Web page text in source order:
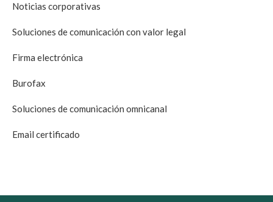
Noticias corporativas
Soluciones de comunicación con valor legal
Firma electrónica
Burofax
Soluciones de comunicación omnicanal
Email certificado